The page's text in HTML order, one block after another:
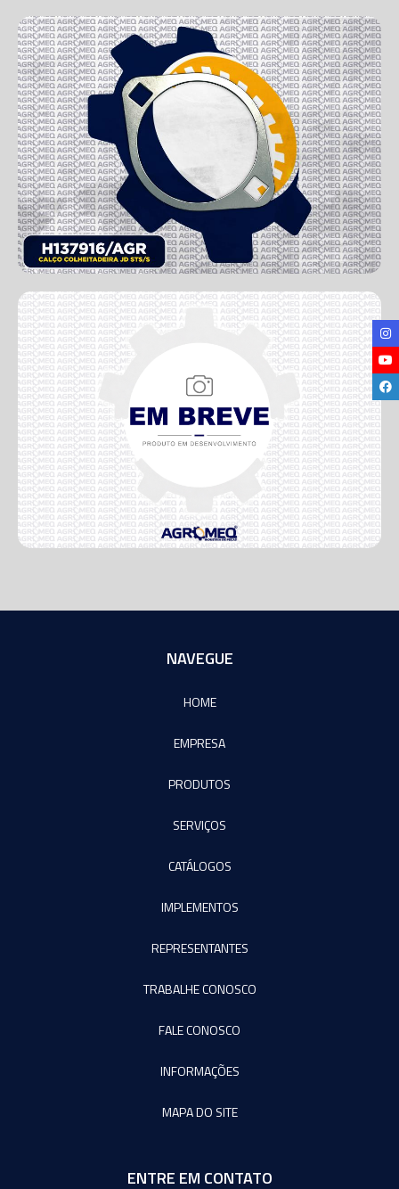
NAVEGUE
HOME
EMPRESA
PRODUTOS
SERVIÇOS
CATÁLOGOS
IMPLEMENTOS
REPRESENTANTES
TRABALHE CONOSCO
FALE CONOSCO
INFORMAÇÕES
MAPA DO SITE
ENTRE EM CONTATO